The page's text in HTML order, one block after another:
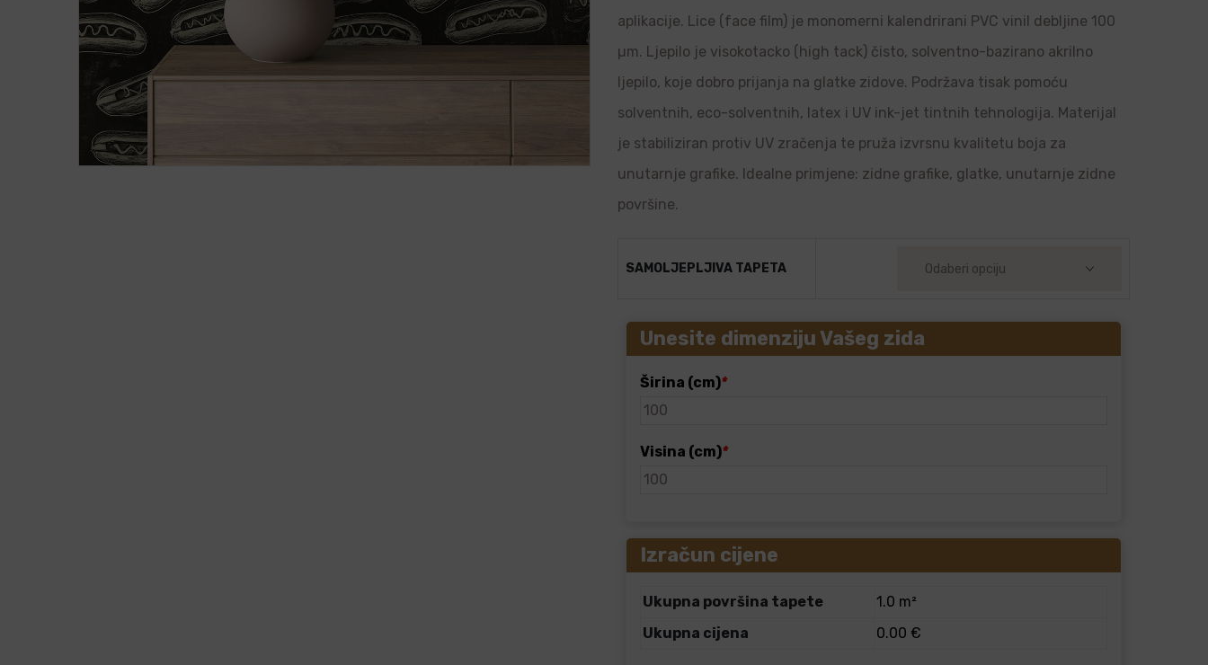
aplikacije. Lice (face film) je monomerni kalendrirani PVC vinil debljine 100
µm. Ljepilo je visokotacko (high tack) čisto, solventno-bazirano akrilno
ljepilo, koje dobro prijanja na glatke zidove. Podržava tisak pomoću
solventnih, eco-solventnih, latex i UV ink-jet tintnih tehnologija. Materijal
je stabiliziran protiv UV zračenja te pruža izvrsnu kvalitetu boja za
unutarnje grafike. Idealne primjene: zidne grafike, glatke, unutarnje zidne
površine.
SAMOLJEPLJIVA TAPETA
Unesite dimenziju Vašeg zida
Širina (cm)*
Visina (cm)*
Izračun cijene
Ukupna površina tapete
1.0 m²
Ukupna cijena
0.00 €